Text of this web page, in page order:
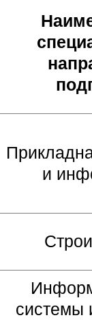
и
системы